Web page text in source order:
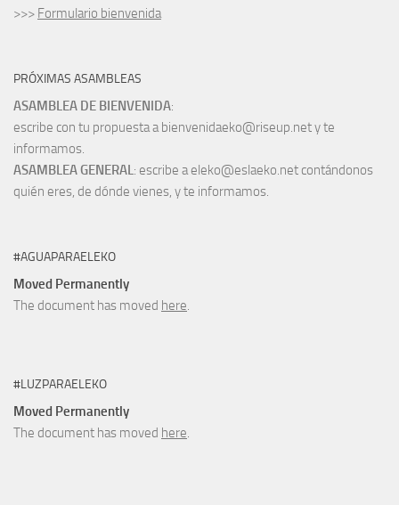
>>> Formulario bienvenida
PRÓXIMAS ASAMBLEAS
ASAMBLEA DE BIENVENIDA:
escribe con tu propuesta a bienvenidaeko@riseup.net y te
informamos.
ASAMBLEA GENERAL: escribe a eleko@eslaeko.net contándonos
quién eres, de dónde vienes, y te informamos.
#AGUAPARAELEKO
Moved Permanently
The document has moved here.
#LUZPARAELEKO
Moved Permanently
The document has moved here.